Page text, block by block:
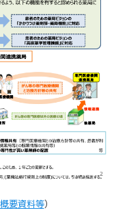
要資料等）